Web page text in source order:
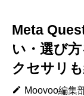
Meta
い・選び
クセサリ
Moovoo編集